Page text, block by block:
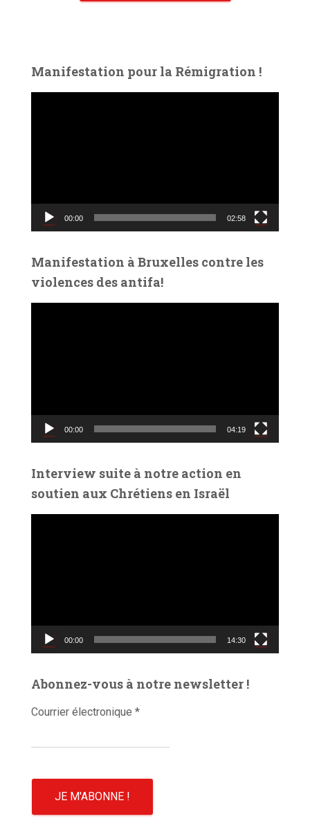
Manifestation pour la Rémigration !
v
o
00:00 02:58
Manifestation à Bruxelles contre les
violences des antifa!
v
o
00:00 04:19
Interview suite à notre action en
soutien aux Chrétiens en Israël
v
o
00:00 14:30
Abonnez-vous à notre newsletter !
Courrier électronique *